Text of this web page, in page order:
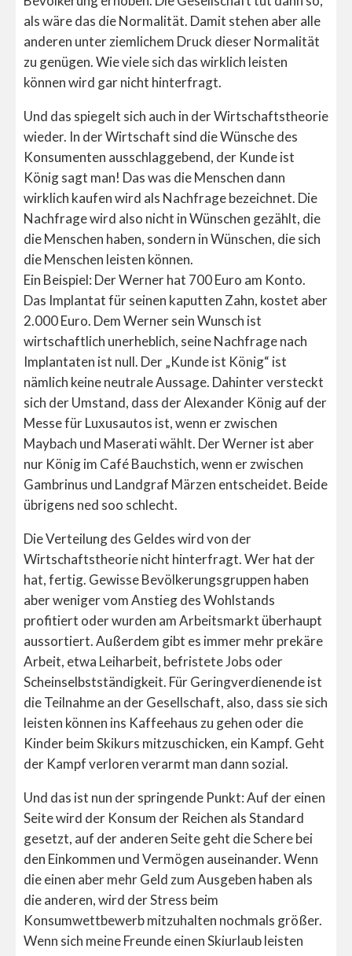
als wäre das die Normalität. Damit stehen aber alle
anderen unter ziemlichem Druck dieser Normalität
zu genügen. Wie viele sich das wirklich leisten
können wird gar nicht hinterfragt.
Und das spiegelt sich auch in der Wirtschaftstheorie
wieder. In der Wirtschaft sind die Wünsche des
Konsumenten ausschlaggebend, der Kunde ist
König sagt man! Das was die Menschen dann
wirklich kaufen wird als Nachfrage bezeichnet. Die
Nachfrage wird also nicht in Wünschen gezählt, die
die Menschen haben, sondern in Wünschen, die sich
die Menschen leisten können.
Ein Beispiel: Der Werner hat 700 Euro am Konto.
Das Implantat für seinen kaputten Zahn, kostet aber
2.000 Euro. Dem Werner sein Wunsch ist
wirtschaftlich unerheblich, seine Nachfrage nach
Implantaten ist null. Der „Kunde ist König“ ist
nämlich keine neutrale Aussage. Dahinter versteckt
sich der Umstand, dass der Alexander König auf der
Messe für Luxusautos ist, wenn er zwischen
Maybach und Maserati wählt. Der Werner ist aber
nur König im Café Bauchstich, wenn er zwischen
Gambrinus und Landgraf Märzen entscheidet. Beide
übrigens ned soo schlecht.
Die Verteilung des Geldes wird von der
Wirtschaftstheorie nicht hinterfragt. Wer hat der
hat, fertig. Gewisse Bevölkerungsgruppen haben
aber weniger vom Anstieg des Wohlstands
profitiert oder wurden am Arbeitsmarkt überhaupt
aussortiert. Außerdem gibt es immer mehr prekäre
Arbeit, etwa Leiharbeit, befristete Jobs oder
Scheinselbstständigkeit. Für Geringverdienende ist
die Teilnahme an der Gesellschaft, also, dass sie sich
leisten können ins Kaffeehaus zu gehen oder die
Kinder beim Skikurs mitzuschicken, ein Kampf. Geht
der Kampf verloren verarmt man dann sozial.
Und das ist nun der springende Punkt: Auf der einen
Seite wird der Konsum der Reichen als Standard
gesetzt, auf der anderen Seite geht die Schere bei
den Einkommen und Vermögen auseinander. Wenn
die einen aber mehr Geld zum Ausgeben haben als
die anderen, wird der Stress beim
Konsumwettbewerb mitzuhalten nochmals größer.
Wenn sich meine Freunde einen Skiurlaub leisten